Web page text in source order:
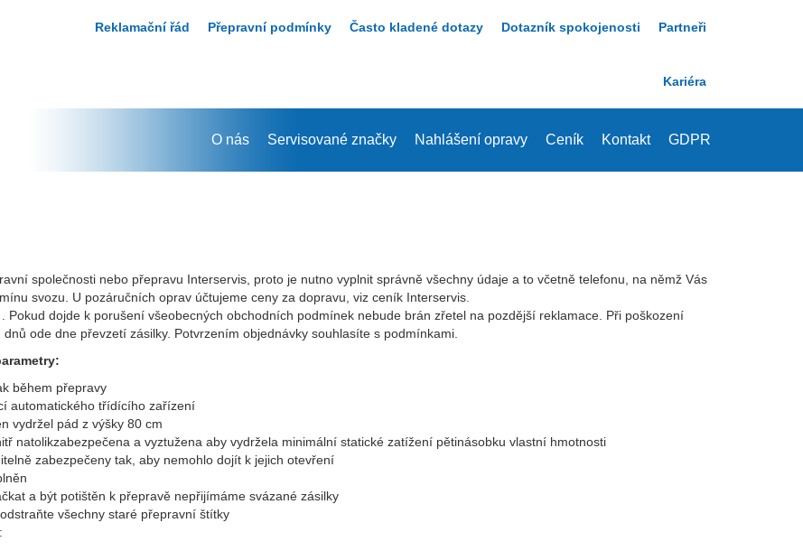
Reklamační řád Přepravní podmínky Často kladené dotazy Dotazník spokojenosti Partneři
Kariéra
O nás Servisované značky Nahlášení opravy Ceník Kontakt GDPR
společnosti nebo přepravu Interservis, proto je nutno vyplnit správně všechny údaje a to včetně telefonu, na němž Vás
svozu. U pozáručních oprav účtujeme ceny za dopravu, viz ceník Interservis.
. Pokud dojde k porušení všeobecných obchodních podmínek nebude brán zřetel na pozdější reklamace. Při poškození
ode dne převzetí zásilky. Potvrzením objednávky souhlasíte s podmínkami.
během přepravy
automatického třídícího zařízení
vydržel pád z výšky 80 cm
natolikzabezpečena a vyztužena aby vydržela minimální statické zatížení pětinásobku vlastní hmotnosti
zabezpečeny tak, aby nemohlo dojít k jejich otevření
a být potištěn k přepravě nepřijímáme svázané zásilky
všechny staré přepravní štítky